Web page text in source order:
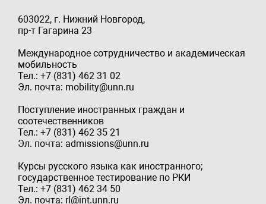
603022, г. Нижний Новгород,
пр-т Гагарина 23
Международное сотрудничество и академическая
мобильность
Тел.: +7 (831) 462 31 02
Эл. почта: mobility@unn.ru
Поступление иностранных граждан и
соотечественников
Тел.: +7 (831) 462 35 21
Эл. почта: admissions@unn.ru
Курсы русского языка как иностранного;
государственное тестирование по РКИ
Тел.: +7 (831) 462 34 50
Эл. почта: rl@int.unn.ru